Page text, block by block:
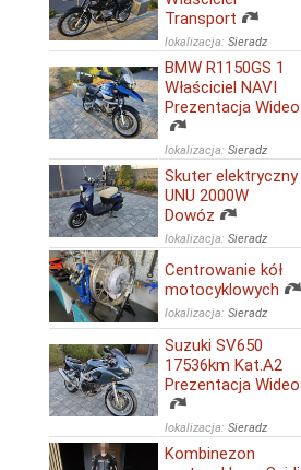
Transport
lokalizacja: Sieradz
BMW R1150GS 1
Właściciel NAVI
Prezentacja Wideo
lokalizacja: Sieradz
Skuter elektryczny
UNU 2000W
Dowóz
lokalizacja: Sieradz
Centrowanie kół
motocyklowych
lokalizacja: Sieradz
Suzuki SV650
17536km Kat.A2
Prezentacja Wideo
lokalizacja: Sieradz
Kombinezon